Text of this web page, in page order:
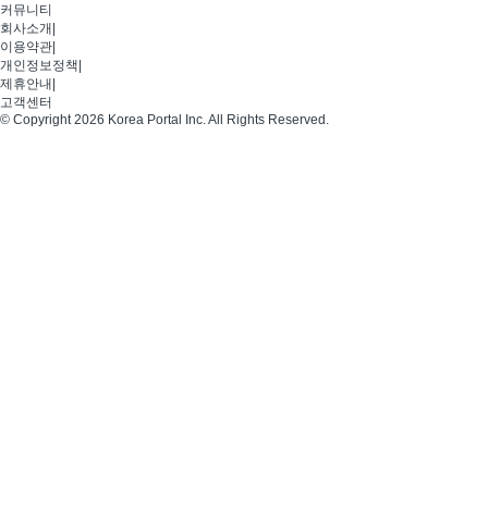
커뮤니티
회사소개
이용약관
개인정보정책
제휴안내
고객센터
© Copyright 2026 Korea Portal Inc. All Rights Reserved.